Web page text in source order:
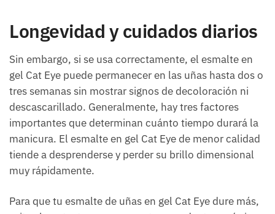
Longevidad y cuidados diarios
Sin embargo, si se usa correctamente, el esmalte en
gel Cat Eye puede permanecer en las uñas hasta dos o
tres semanas sin mostrar signos de decoloración ni
descascarillado. Generalmente, hay tres factores
importantes que determinan cuánto tiempo durará la
manicura. El esmalte en gel Cat Eye de menor calidad
tiende a desprenderse y perder su brillo dimensional
muy rápidamente.
Para que tu esmalte de uñas en gel Cat Eye dure más,